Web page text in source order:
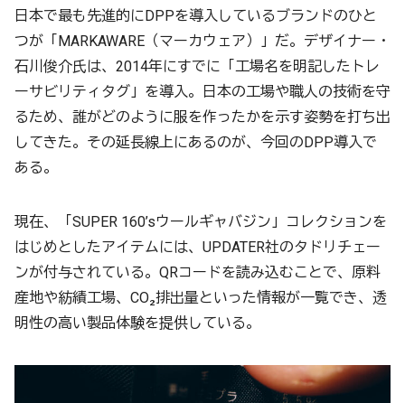
日本で最も先進的にDPPを導入しているブランドのひと
つが「MARKAWARE（マーカウェア）」だ。デザイナー・
石川俊介氏は、2014年にすでに「工場名を明記したトレ
ーサビリティタグ」を導入。日本の工場や職人の技術を守
るため、誰がどのように服を作ったかを示す姿勢を打ち出
してきた。その延長線上にあるのが、今回のDPP導入で
ある。
現在、「SUPER 160’sウールギャバジン」コレクションを
はじめとしたアイテムには、UPDATER社のタドリチェー
ンが付与されている。QRコードを読み込むことで、原料
産地や紡績工場、CO₂排出量といった情報が一覧でき、透
明性の高い製品体験を提供している。